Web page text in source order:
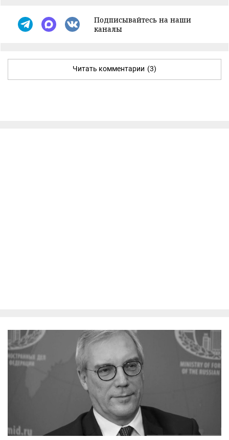
Подписывайтесь на наши
каналы
Читать комментарии (3)